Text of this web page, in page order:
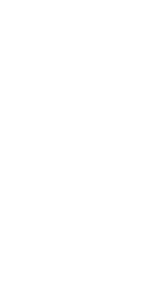
inférieures à 30 €, la